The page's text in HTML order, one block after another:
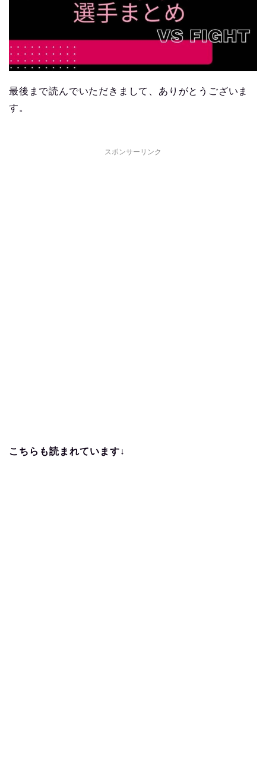
最後まで読んでいただきまして、ありがとうございま
す。
スポンサーリンク
こちらも読まれています↓